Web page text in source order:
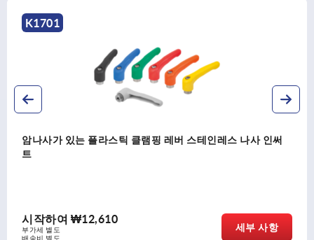
K1701
암나사가 있는 플라스틱 클램핑 레버 스테인레스 나사 인써
트
시작하여 ₩12,610
부가세 별도
배송비 별도
세부 사항